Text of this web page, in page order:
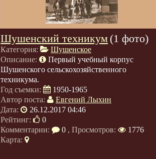
Шушенский техникум (1 фото)
Категория:
Шушенское
Описание:
Первый учебный корпус
Шушенского сельскохозяйственного
техникума.
Год съемки:
1950-1965
Автор поста:
Евгений Лыхин
Дата:
26.12.2017 04:46
Рейтинг:
0
Комментарии:
0 , Просмотров:
1776
Карта: